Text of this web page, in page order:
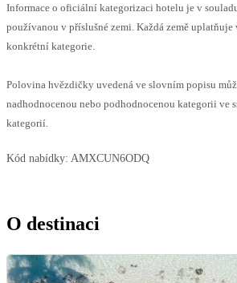
Informace o oficiální kategorizaci hotelu je v
používanou v příslušné zemi. Každá země
konkrétní kategorie.
Polovina hvězdičky uvedená ve slovním popisu
nadhodnocenou nebo podhodnocenou kategorii ve
kategorií.
Kód nabídky: AMXCUN6ODQ
O destinaci